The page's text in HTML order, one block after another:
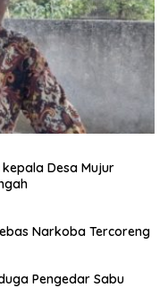
Desa Mujur
Narkoba Tercoreng
Pengedar Sabu